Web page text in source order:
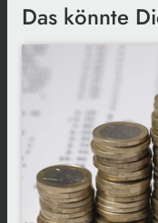
Das könnte